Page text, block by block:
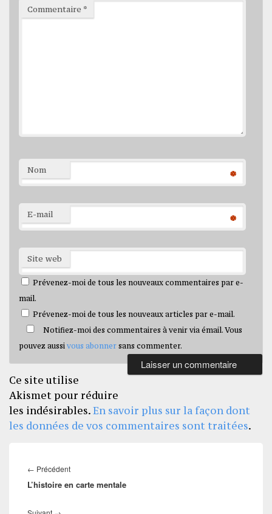
Commentaire *
Nom *
E-mail *
Site web
Prévenez-moi de tous les nouveaux commentaires par e-
mail.
Prévenez-moi de tous les nouveaux articles par e-mail.
Notifiez-moi des commentaires à venir via émail. Vous
pouvez aussi vous abonner sans commenter.
Ce site utilise
Akismet pour réduire
les indésirables.En savoir plus sur la façon dont
les données de vos commentaires sont traitées.
de
← PrécédentArticle
précédent :
L’histoire en carte mentale